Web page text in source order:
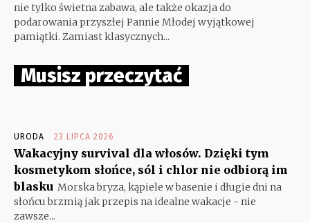
nie tylko świetna zabawa, ale także okazja do
podarowania przyszłej Pannie Młodej wyjątkowej
pamiątki. Zamiast klasycznych...
Musisz przeczytać
URODA 23 LIPCA 2026
Wakacyjny survival dla włosów. Dzięki tym
kosmetykom słońce, sól i chlor nie odbiorą im
blasku Morska bryza, kąpiele w basenie i długie dni na
słońcu brzmią jak przepis na idealne wakacje - nie
zawsze...